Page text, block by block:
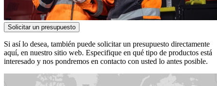
Solicitar un presupuesto
Si así lo desea, también puede solicitar un presupuesto directamente
aquí, en nuestro sitio web. Especifique en qué tipo de productos está
interesado y nos pondremos en contacto con usted lo antes posible.